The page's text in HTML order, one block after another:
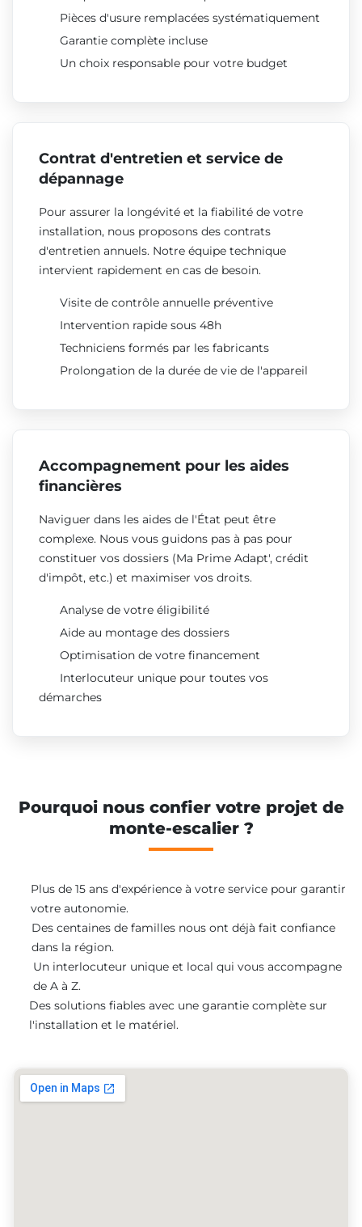
Pièces d'usure remplacées systématiquement
Garantie complète incluse
Un choix responsable pour votre budget
Contrat d'entretien et service de
dépannage
Pour assurer la longévité et la fiabilité de votre
installation, nous proposons des contrats
d'entretien annuels. Notre équipe technique
intervient rapidement en cas de besoin.
Visite de contrôle annuelle préventive
Intervention rapide sous 48h
Techniciens formés par les fabricants
Prolongation de la durée de vie de l'appareil
Accompagnement pour les aides
financières
Naviguer dans les aides de l'État peut être
complexe. Nous vous guidons pas à pas pour
constituer vos dossiers (Ma Prime Adapt', crédit
d'impôt, etc.) et maximiser vos droits.
Analyse de votre éligibilité
Aide au montage des dossiers
Optimisation de votre financement
Interlocuteur unique pour toutes vos
démarches
Pourquoi nous confier votre projet de
monte-escalier ?
Plus de 15 ans d'expérience à votre service pour garantir
votre autonomie.
Des centaines de familles nous ont déjà fait confiance
dans la région.
Un interlocuteur unique et local qui vous accompagne
de A à Z.
Des solutions fiables avec une garantie complète sur
l'installation et le matériel.